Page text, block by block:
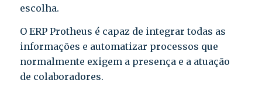
escolha.
O ERP Protheus é capaz de integrar todas as
informações e automatizar processos que
normalmente exigem a presença e a atuação
de colaboradores.